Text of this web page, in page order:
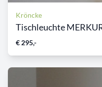
Kröncke
Tischleuchte
€ 295,-